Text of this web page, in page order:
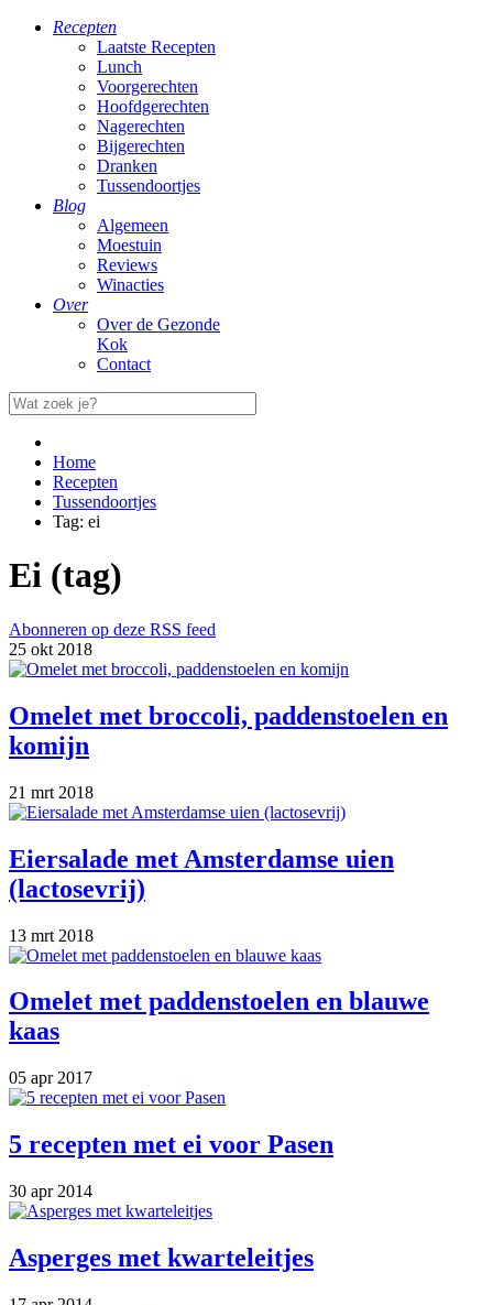
Recepten
Laatste Recepten
Lunch
Voorgerechten
Hoofdgerechten
Nagerechten
Bijgerechten
Dranken
Tussendoortjes
Blog
Algemeen
Moestuin
Reviews
Winacties
Over
Over de Gezonde
Kok
Contact
Home
Recepten
Tussendoortjes
Tag: ei
Ei (tag)
Abonneren op deze RSS feed
25 okt 2018
Omelet met broccoli, paddenstoelen en
komijn
21 mrt 2018
Eiersalade met Amsterdamse uien
(lactosevrij)
13 mrt 2018
Omelet met paddenstoelen en blauwe
kaas
05 apr 2017
5 recepten met ei voor Pasen
30 apr 2014
Asperges met kwarteleitjes